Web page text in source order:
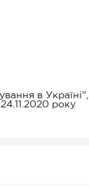
в
року